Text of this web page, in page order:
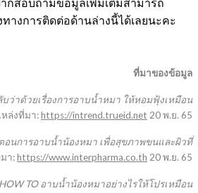
กสอบถามข้อมูลเพิ่มเติมสามารถ
างการติดต่อด้านล่างนี้ได้เลยนะคะ
ที่มาของข้อมูล
บว่าด้วยเรื่องการอาบน้ำหมา ให้หอมฟุ้งเหมือน
ล่งที่มา:https://intrend.trueid.net 20 พ.ย. 65
อนการอาบน้ำน้องหมา เพื่อสุขภาพขนและผิวที่
า:https://www.interpharma.co.th 20 พ.ย. 65
HOW TO อาบน้ำน้องหมาอย่างไรให้โปรเหมือน